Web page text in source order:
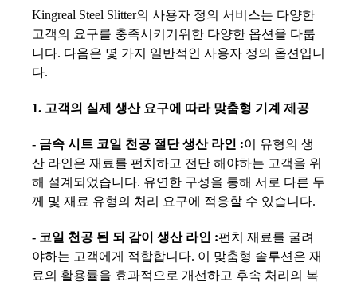
Kingreal Steel Slitter의 사용자 정의 서비스는 다양한
고객의 요구를 충족시키기위한 다양한 옵션을 다룹
니다. 다음은 몇 가지 일반적인 사용자 정의 옵션입니
다.
1. 고객의 실제 생산 요구에 따라 맞춤형 기계 제공
- 금속 시트 코일 천공 절단 생산 라인 :이 유형의 생
산 라인은 재료를 펀치하고 전단 해야하는 고객을 위
해 설계되었습니다. 유연한 구성을 통해 서로 다른 두
께 및 재료 유형의 처리 요구에 적응할 수 있습니다.
- 코일 천공 된 되 감이 생산 라인 :펀치 재료를 굴려
야하는 고객에게 적합합니다. 이 맞춤형 솔루션은 재
료의 활용률을 효과적으로 개선하고 후속 처리의 복